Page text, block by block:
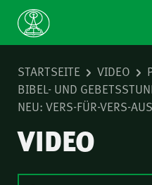
STARTSEITE VIDEO
BIBEL- UND
NEU: VERS-FÜR-VERS-
VIDEO